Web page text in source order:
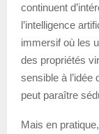
continuent
l’intelligence
immersif où les
des propriétés
sensible à
peut paraître
Mais en